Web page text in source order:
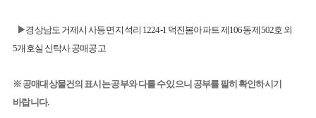
▶경상남도 거제시 사등면 지석리 1224-1 덕진봄아파트 제106동 제502호 외
5개호실 신탁사 공매공고
※ 공매대상물건의 표시는 공부와 다를 수 있으니 공부를 필히 확인하시기
바랍니다.